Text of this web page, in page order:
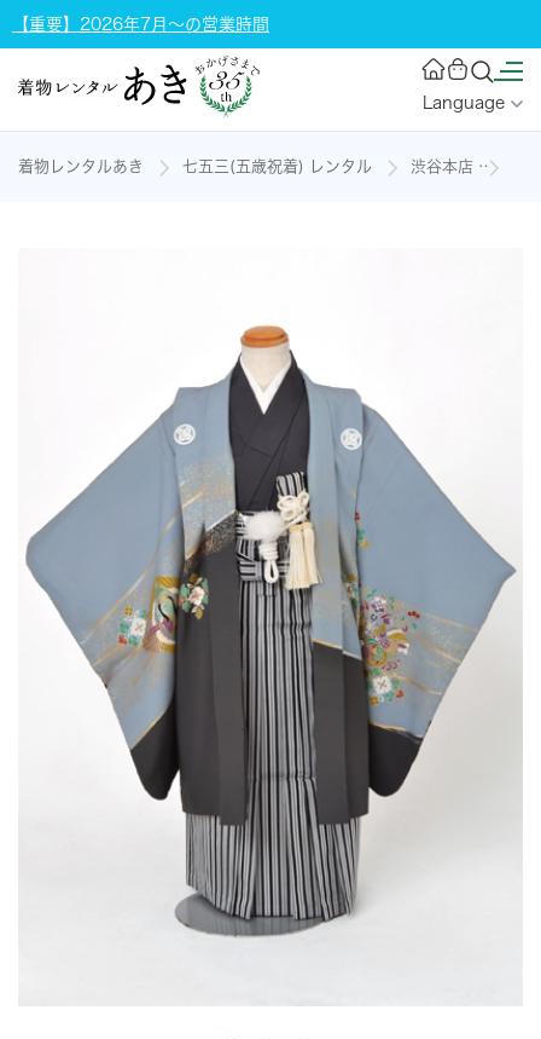
【重要】2026年7月～の営業時間
Language
着物レンタルあき 七五三(五歳祝着) レンタル 渋谷本店